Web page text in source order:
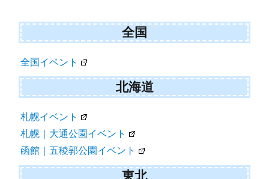
ビ
ゲ
ー
シ
ョ
ン
全国
全国イベント
北海道
札幌イベント
札幌｜大通公園イベント
函館｜五稜郭公園イベント
東北